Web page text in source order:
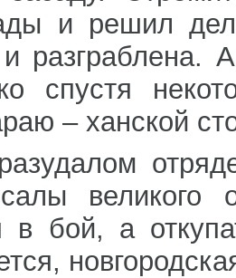
и решил
разграблена.
спустя
– ханской
великого
в бой, а